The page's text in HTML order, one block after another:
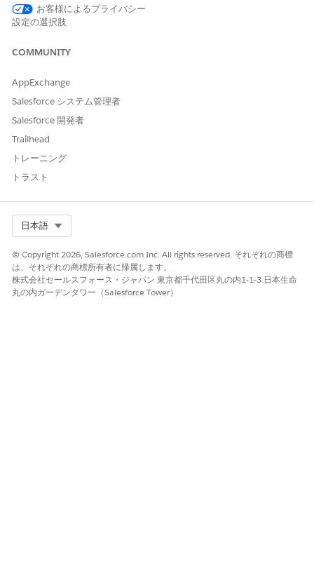
ブジェクトの customRequestedDateTime 項目に書き込まれ
ます。この値により、エージェントが ToDo を受け入れると
される方法が決まります。
応答するまでの経過時間を計算するために使用されるため、カ
スタムタイムスタンプの使用は応答速度の総計値に影響しま
す。このリフレクションにより、最初の連絡先からの顧客の実
際の待機時間をより正確に表現できます。
[要求日] オプションを使用して、作業項目が要求された元の日
付を追加します。これにより、作業項目が再転送または再割り
この記事で問題は解決されましたか?
ご意見をお待ちしております。
お客様によるプライバシー
設定の選択肢
COMMUNITY
AppExchange
Salesforce システム管理者
Salesforce 開発者
Trailhead
トレーニング
トラスト
日本語
© Copyright 2026, Salesforce.com Inc. All rights reserved. それぞれの商標
は、それぞれの商標所有者に帰属します。
株式会社セールスフォース・ジャパン 東京都千代田区丸の内1-1-3 日本生命
丸の内ガーデンタワー（Salesforce Tower）